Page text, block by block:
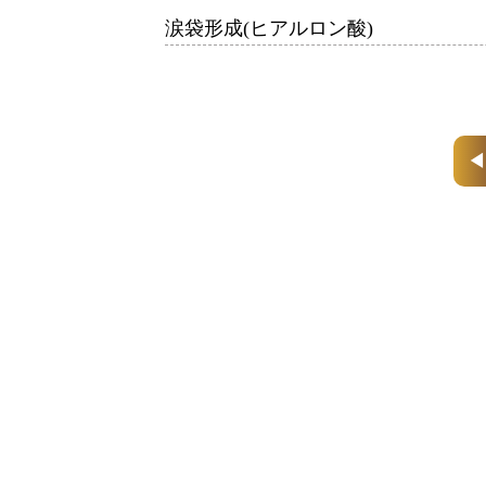
涙袋形成(ヒアルロン酸)
◀